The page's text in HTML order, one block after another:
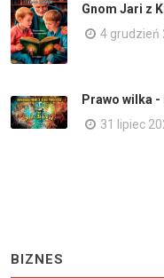
Gnom Jari z
4 grudzień
Prawo wilka
31 lipiec
BIZNES